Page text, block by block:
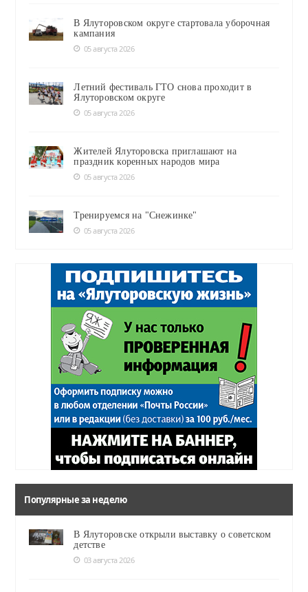
В Ялуторовском округе стартовала уборочная
кампания
05 августа 2026
Летний фестиваль ГТО снова проходит в
Ялуторовском округе
05 августа 2026
Жителей Ялуторовска приглашают на
праздник коренных народов мира
05 августа 2026
Тренируемся на "Снежинке"
05 августа 2026
Популярные за неделю
В Ялуторовске открыли выставку о советском
детстве
03 августа 2026